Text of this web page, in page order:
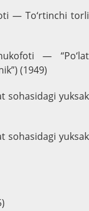
— To‘rtinchi torli
— “Po‘lat
(1949)
sohasidagi yuksak
sohasidagi yuksak